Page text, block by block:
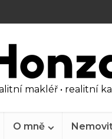
makléř • realitní
O mně